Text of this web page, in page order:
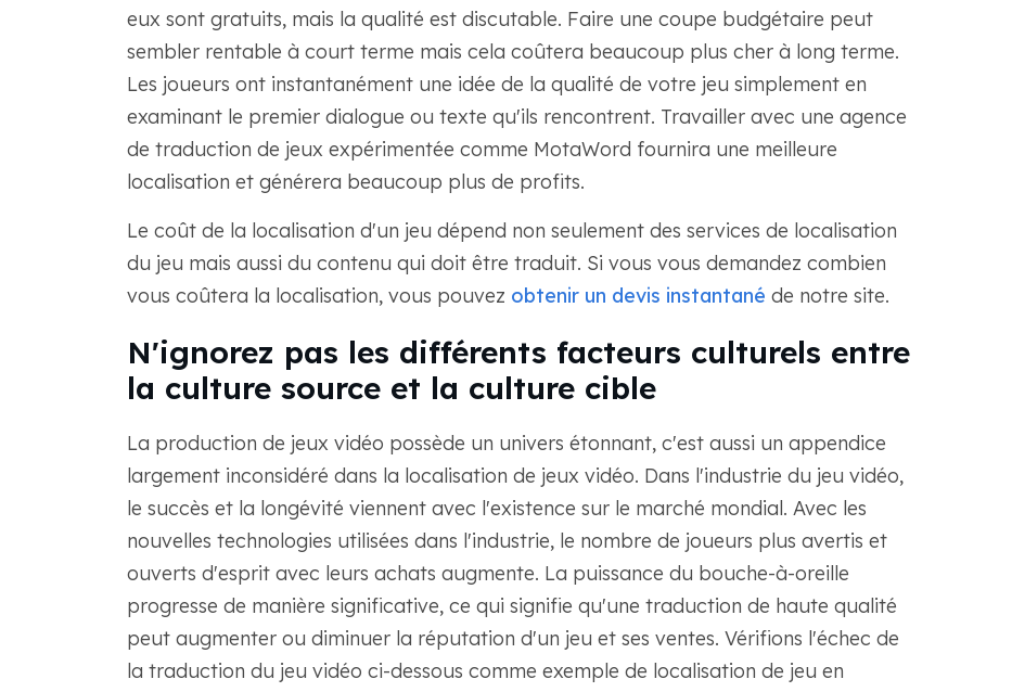
eux sont gratuits, mais la qualité est discutable. Faire une coupe budgétaire peut
sembler rentable à court terme mais cela coûtera beaucoup plus cher à long terme.
Les joueurs ont instantanément une idée de la qualité de votre jeu simplement en
examinant le premier dialogue ou texte qu'ils rencontrent. Travailler avec une agence
de traduction de jeux expérimentée comme MotaWord fournira une meilleure
localisation et générera beaucoup plus de profits.
Le coût de la localisation d'un jeu dépend non seulement des services de localisation
du jeu mais aussi du contenu qui doit être traduit. Si vous vous demandez combien
vous coûtera la localisation, vous pouvez obtenir un devis instantané de notre site.
N'ignorez pas les différents facteurs culturels entre
la culture source et la culture cible
La production de jeux vidéo possède un univers étonnant, c'est aussi un appendice
largement inconsidéré dans la localisation de jeux vidéo. Dans l'industrie du jeu vidéo,
le succès et la longévité viennent avec l'existence sur le marché mondial. Avec les
nouvelles technologies utilisées dans l'industrie, le nombre de joueurs plus avertis et
ouverts d'esprit avec leurs achats augmente. La puissance du bouche-à-oreille
progresse de manière significative, ce qui signifie qu'une traduction de haute qualité
peut augmenter ou diminuer la réputation d'un jeu et ses ventes. Vérifions l'échec de
la traduction du jeu vidéo ci-dessous comme exemple de localisation de jeu en